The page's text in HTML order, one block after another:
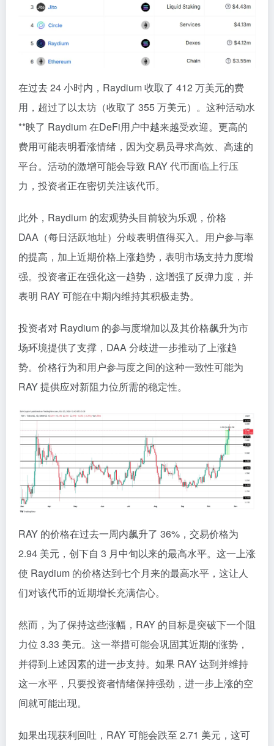
在过去 24 小时内，Raydium 收取了 412 万美元的费
用，超过了以太坊（收取了 355 万美元）。这种活动水
**映了 Raydium 在DeFi用户中越来越受欢迎。更高的
费用可能表明看涨情绪，因为交易员寻求高效、高速的
平台。活动的激增可能会导致 RAY 代币面临上行压
力，投资者正在密切关注该代币。
此外，Raydium 的宏观势头目前较为乐观，价格
DAA（每日活跃地址）分歧表明值得买入。用户参与率
的提高，加上近期价格上涨趋势，表明市场支持力度增
强。投资者正在强化这一趋势，这增强了反弹力度，并
表明 RAY 可能在中期内维持其积极走势。
投资者对 Raydium 的参与度增加以及其价格飙升为市
场环境提供了支撑，DAA 分歧进一步推动了上涨趋
势。价格行为和用户参与度之间的这种一致性可能为
RAY 提供应对新阻力位所需的稳定性。
RAY 的价格在过去一周内飙升了 36%，交易价格为
2.94 美元，创下自 3 月中旬以来的最高水平。这一上涨
使 Raydium 的价格达到七个月来的最高水平，这让人
们对该代币的近期增长充满信心。
然而，为了保持这些涨幅，RAY 的目标是突破下一个阻
力位 3.33 美元。这一举措可能会巩固其近期的涨势，
并得到上述因素的进一步支持。如果 RAY 达到并维持
这一水平，只要投资者情绪保持强劲，进一步上涨的空
间就可能出现。
如果出现获利回吐，RAY 可能会跌至 2.71 美元，这可